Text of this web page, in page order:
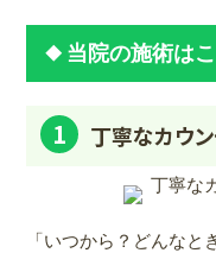
当院の施術は
1 丁寧なカウ
「いつから？どんなと